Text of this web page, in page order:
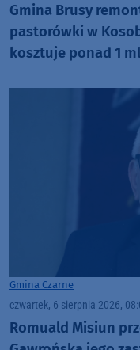
Gmina Brusy
pastorówki w
kosztuje ponad 1
Gmina Czarne
czwartek, 6 sierpnia 2026,
Romuald Misiun